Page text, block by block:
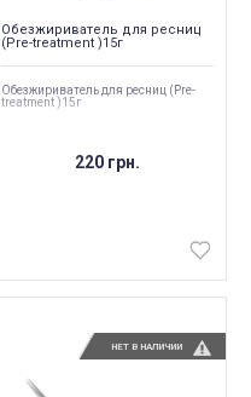
Обезжириватель для ресниц
(Pre-treatment )15г
Обезжириватель для ресниц (Pre-
treatment )15г
220 грн.
НЕТ В НАЛИЧИИ